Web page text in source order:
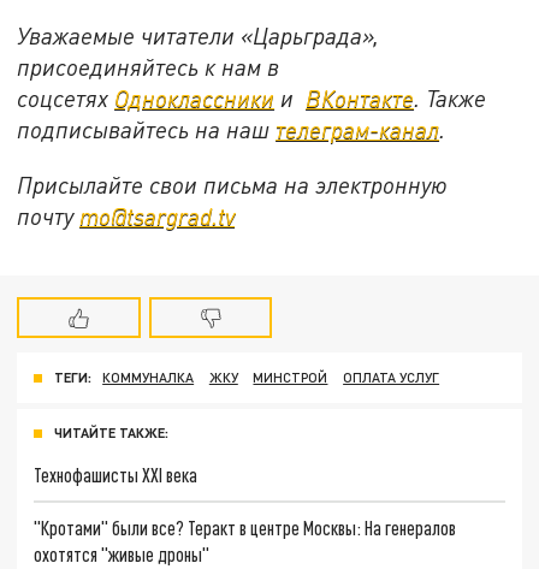
Уважаемые читатели «Царьграда»,
присоединяйтесь к нам в
соцсетях Одноклассники и ВКонтакте. Также
подписывайтесь на наш телеграм-канал.
Присылайте свои письма на электронную
почту mo@tsargrad.tv
ТЕГИ: КОММУНАЛКА ЖКУ МИНСТРОЙ ОПЛАТА УСЛУГ
ЧИТАЙТЕ ТАКЖЕ:
Технофашисты XXI века
"Кротами" были все? Теракт в центре Москвы: На генералов
охотятся "живые дроны"